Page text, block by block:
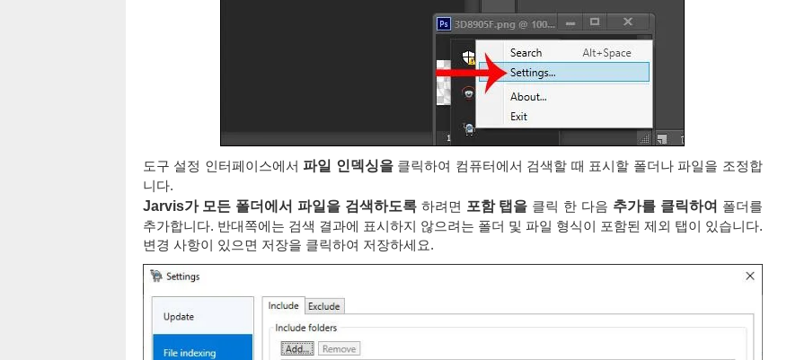
도구 설정 인터페이스에서 파일 인덱싱을클릭하여 컴퓨터에서 검색할 때 표시할 폴더나 파일을 조정합
니다.
Jarvis가 모든 폴더에서 파일을 검색하도록하려면 포함 탭을 클릭 한 다음 추가를 클릭하여 폴더를
추가합니다. 반대쪽에는 검색 결과에 표시하지 않으려는 폴더 및 파일 형식이 포함된 제외 탭이 있습니다.
변경 사항이 있으면 저장을 클릭하여 저장하세요.